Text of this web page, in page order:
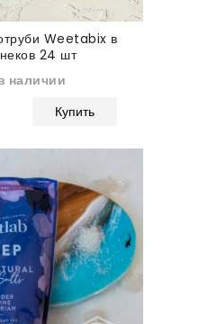
Weetabix в
24 шт
наличии
Купить